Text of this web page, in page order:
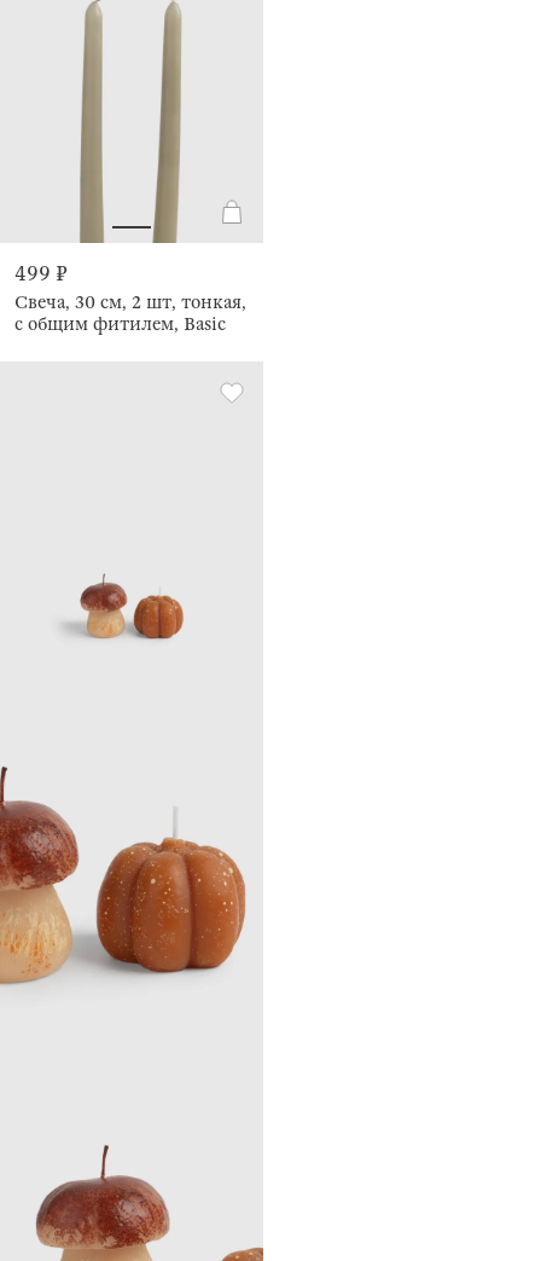
499 ₽
Свеча, 30 см, 2 шт, тонкая,
с общим фитилем, Basic